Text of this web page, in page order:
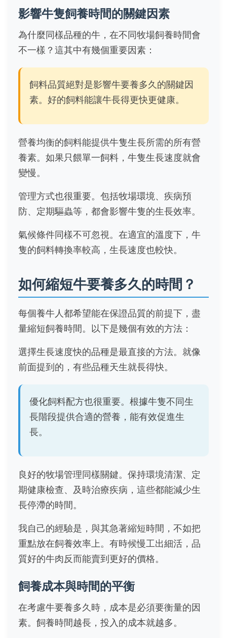
影響牛隻飼養時間的關鍵因素
為什麼同樣品種的牛，在不同牧場飼養時間會
不一樣？這其中有幾個重要因素：
飼料品質絕對是影響牛要養多久的關鍵因
素。好的飼料能讓牛長得更快更健康。
營養均衡的飼料能提供牛隻生長所需的所有營
養素。如果只餵單一飼料，牛隻生長速度就會
變慢。
管理方式也很重要。包括牧場環境、疾病預
防、定期驅蟲等，都會影響牛隻的生長效率。
氣候條件同樣不可忽視。在適宜的溫度下，牛
隻的飼料轉換率較高，生長速度也較快。
如何縮短牛要養多久的時間？
每個養牛人都希望能在保證品質的前提下，盡
量縮短飼養時間。以下是幾個有效的方法：
選擇生長速度快的品種是最直接的方法。就像
前面提到的，有些品種天生就長得快。
優化飼料配方也很重要。根據牛隻不同生
長階段提供合適的營養，能有效促進生
長。
良好的牧場管理同樣關鍵。保持環境清潔、定
期健康檢查、及時治療疾病，這些都能減少生
長停滯的時間。
我自己的經驗是，與其急著縮短時間，不如把
重點放在飼養效率上。有時候慢工出細活，品
質好的牛肉反而能賣到更好的價格。
飼養成本與時間的平衡
在考慮牛要養多久時，成本是必須要衡量的因
素。飼養時間越長，投入的成本就越多。